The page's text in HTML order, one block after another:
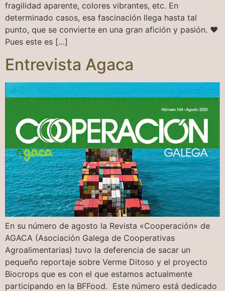
fragilidad aparente, colores vibrantes, etc. En
determinado casos, esa fascinación llega hasta tal
punto, que se convierte en una gran afición y pasión. ❤️
Pues este es […]
Entrevista Agaca
En su número de agosto la Revista «Cooperación» de
AGACA (Asociación Galega de Cooperativas
Agroalimentarias) tuvo la deferencia de sacar un
pequeño reportaje sobre Verme Ditoso y el proyecto
Biocrops que es con el que estamos actualmente
participando en la BFFood. Este número está dedicado